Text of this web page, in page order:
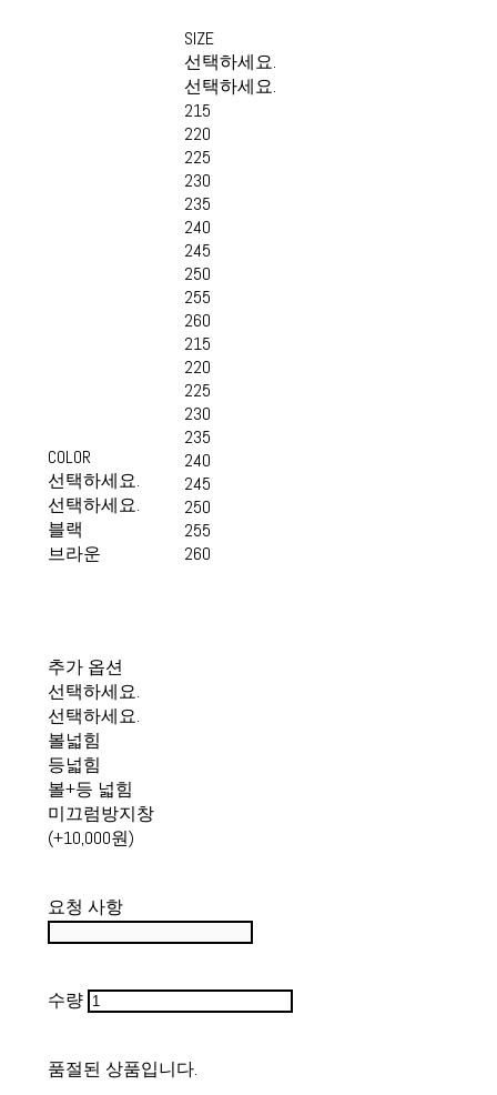
COLOR
선택하세요.
선택하세요.
블랙
브라운
SIZE
선택하세요.
선택하세요.
215
220
225
230
235
240
245
250
255
260
215
220
225
230
235
240
245
250
255
260
추가 옵션
선택하세요.
선택하세요.
볼넓힘
등넓힘
볼+등 넓힘
미끄럼방지창
(+10,000원)
요청 사항
수량
품절된 상품입니다.